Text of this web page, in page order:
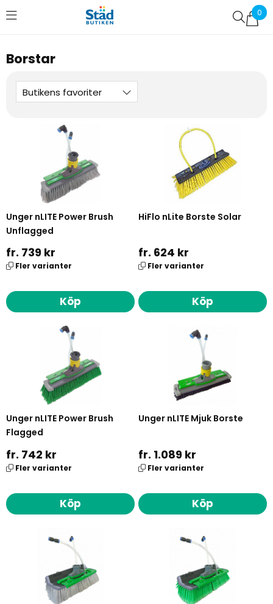
0
Favoriter (0)
Borstar
Butikens favoriter
Unger nLITE Power Brush
Unflagged
fr. 739 kr
Fler varianter
Köp
HiFlo nLite Borste Solar
fr. 624 kr
Fler varianter
Köp
Unger nLITE Power Brush
Flagged
fr. 742 kr
Fler varianter
Köp
Unger nLITE Mjuk Borste
fr. 1.089 kr
Fler varianter
Köp